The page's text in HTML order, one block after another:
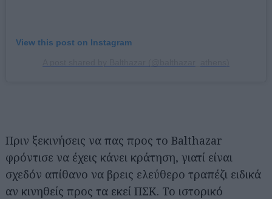
View this post on Instagram
Πριν ξεκινήσεις να πας προς το Balthazar
φρόντισε να έχεις κάνει κράτηση, γιατί είναι
σχεδόν απίθανο να βρεις ελεύθερο τραπέζι ειδικά
αν κινηθείς προς τα εκεί ΠΣΚ. Το ιστορικό